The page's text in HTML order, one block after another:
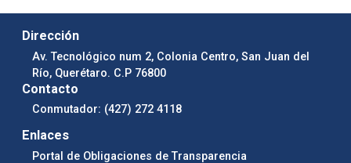
Dirección
Av. Tecnológico num 2, Colonia Centro, San Juan del
Río, Querétaro. C.P 76800
Contacto
Conmutador: (427) 272 4118
Enlaces
Portal de Obligaciones de Transparencia